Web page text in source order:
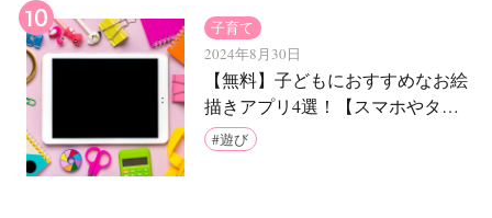
子育て
2024年8月30日
【無料】子どもにおすすめなお絵
描きアプリ4選！【スマホやタブ
レットでOK】
遊び